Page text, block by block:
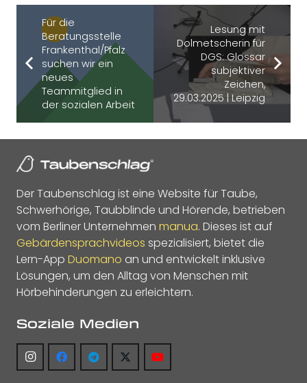
Für die
Beratungsstelle
Frankenthal/Pfalz
suchen wir ein
neues
Teammitglied in
der sozialen Arbeit
Lesung mit
Dolmetscherin für
DGS: Glossar
subjektiver
Zeichen,
29.03.2025 | Leipzig
Der Taubenschlag ist eine Website für Taube,
Schwerhörige, Taubblinde und Hörende, betrieben
vom Berliner Unternehmen manua. Dieses ist auf
Gebärdensprachvideos spezialisiert, bietet die
Lern-App Duomano an und entwickelt inklusive
Lösungen, um den Alltag von Menschen mit
Hörbehinderungen zu erleichtern.
Soziale Medien